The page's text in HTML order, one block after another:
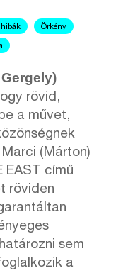
Örkény
rövid,
a művet,
(Márton)
EAST című
röviden
sem
a